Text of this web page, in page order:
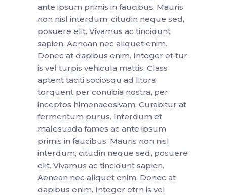
ante ipsum primis in faucibus. Mauris
non nisl interdum, citudin neque sed,
posuere elit. Vivamus ac tincidunt
sapien. Aenean nec aliquet enim.
Donec at dapibus enim. Integer et tur
is vel turpis vehicula mattis. Class
aptent taciti sociosqu ad litora
torquent per conubia nostra, per
inceptos himenaeosivam. Curabitur at
fermentum purus. Interdum et
malesuada fames ac ante ipsum
primis in faucibus. Mauris non nisl
interdum, citudin neque sed, posuere
elit. Vivamus ac tincidunt sapien.
Aenean nec aliquet enim. Donec at
dapibus enim. Integer etrn is vel